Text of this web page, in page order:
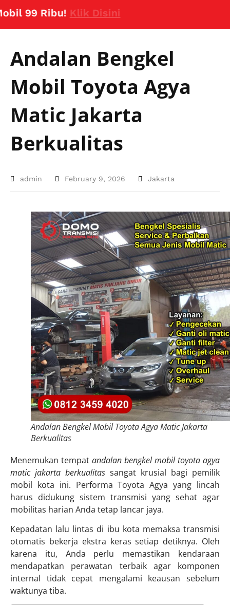
Ribu!Klik Disini
Andalan Bengkel
Mobil Toyota Agya
Matic Jakarta
Berkualitas
admin February 9, 2026 Jakarta
Andalan Bengkel Mobil Toyota Agya Matic Jakarta
Berkualitas
Menemukan tempat andalan bengkel mobil toyota agya
matic jakarta berkualitas sangat krusial bagi pemilik
mobil kota ini. Performa Toyota Agya yang lincah
harus didukung sistem transmisi yang sehat agar
mobilitas harian Anda tetap lancar jaya.
Kepadatan lalu lintas di ibu kota memaksa transmisi
otomatis bekerja ekstra keras setiap detiknya. Oleh
karena itu, Anda perlu memastikan kendaraan
mendapatkan perawatan terbaik agar komponen
internal tidak cepat mengalami keausan sebelum
waktunya tiba.